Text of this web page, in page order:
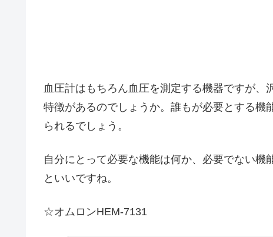
血圧計はもちろん血圧を測定する機器ですが
特徴があるのでしょうか。誰もが必要とする機
られるでしょう。
自分にとって必要な機能は何か、必要でない
といいですね。
☆オムロンHEM-7131